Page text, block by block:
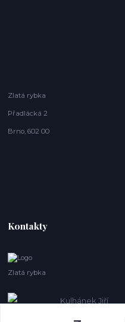
Zlatá rybka
Přadlácká 2
Brno, 602 00
Kontakty
Zlatá rybka
Kulhánek Jiří